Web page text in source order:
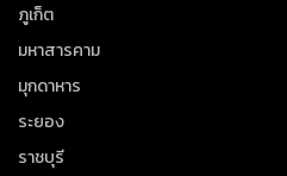
ภูเก็ต
มหาสารคาม
มุกดาหาร
ระยอง
ราชบุรี